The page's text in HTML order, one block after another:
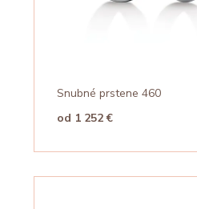
Snubné prstene 460
od 1 252 €